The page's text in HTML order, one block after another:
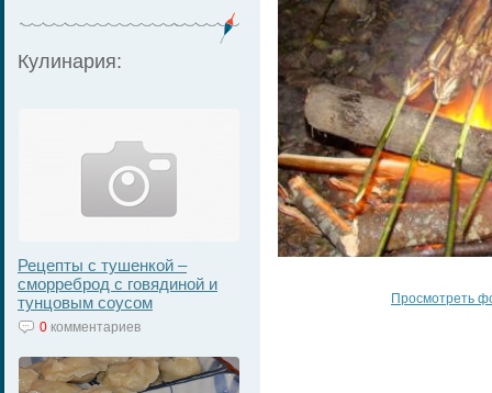
Кулинария:
Рецепты с тушенкой –
сморреброд с говядиной и
тунцовым соусом
0 комментариев
Просмотреть